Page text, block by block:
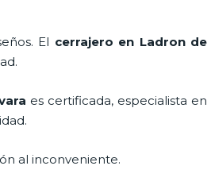
El cerrajero en Ladron de
es certificada, especialista en
al inconveniente.